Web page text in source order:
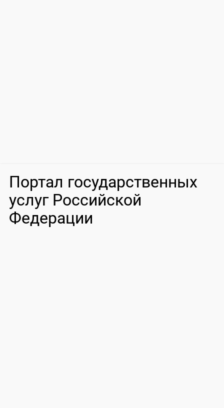
Портал государственных
услуг Российской
Федерации